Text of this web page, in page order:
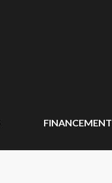
FINANCEMENT